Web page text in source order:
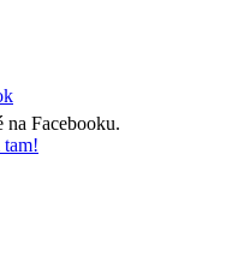
na Facebooku.
tam!